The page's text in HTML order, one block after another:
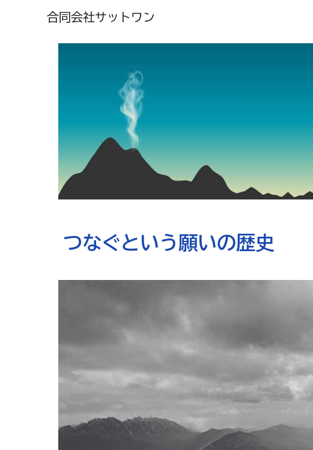
合同会社サットワン
つなぐという願いの歴史